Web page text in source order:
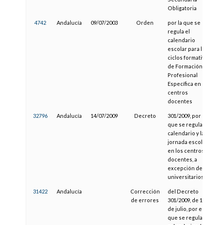
Obligatoria
4742 Andalucía 09/07/2003 Orden
por la que se
regula el
calendario
escolar para los
ciclos formativos
de Formación
Profesional
Específica en los
centros
docentes
32796 Andalucía 14/07/2009 Decreto
301/2009, por el
que se regula el
calendario y la
jornada escolar
en los centros
docentes, a
excepción de los
universitarios
31422 Andalucía
Corrección
de errores
del Decreto
301/2009, de 14
de julio, por el
que se regula el